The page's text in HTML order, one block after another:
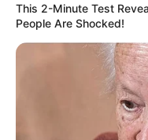
This 2-Minute Test
People Are Shocked!